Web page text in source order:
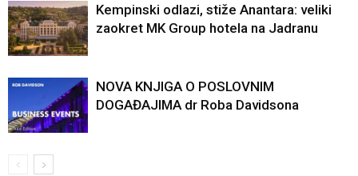
Kempinski odlazi, stiže Anantara: veliki
zaokret MK Group hotela na Jadranu
NOVA KNJIGA O POSLOVNIM
DOGAĐAJIMA dr Roba Davidsona